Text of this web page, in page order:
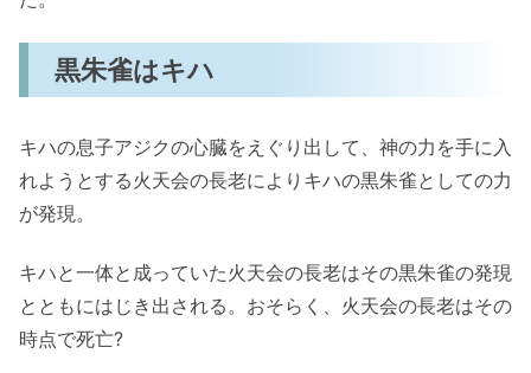
黒朱雀はキハ
キハの息子アジクの心臓をえぐり出して、神の力を手に入
れようとする火天会の長老によりキハの黒朱雀としての力
が発現。
キハと一体と成っていた火天会の長老はその黒朱雀の発現
とともにはじき出される。おそらく、火天会の長老はその
時点で死亡?